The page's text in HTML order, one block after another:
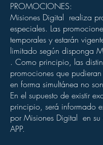
PROMOCIONES:
Misiones Digital realiza
especiales. Las
temporales y estarán
limitado según disponga
. Como principio, las
promociones que pudieran
en forma simultánea no
En el supuesto de existir
principio, será informado
por Misiones Digital en
APP.